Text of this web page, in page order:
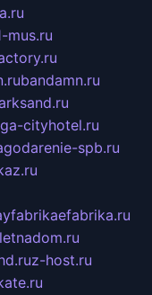
mus.ru
bandamn.ru
cityhotel.ru
spb.ru
z-host.ru